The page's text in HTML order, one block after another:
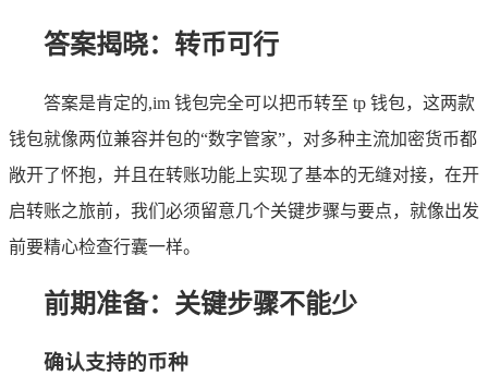
答案揭晓：转币可行
答案是肯定的,im 钱包完全可以把币转至 tp 钱包，这两款
钱包就像两位兼容并包的“数字管家”，对多种主流加密货币都
敞开了怀抱，并且在转账功能上实现了基本的无缝对接，在开
启转账之旅前，我们必须留意几个关键步骤与要点，就像出发
前要精心检查行囊一样。
前期准备：关键步骤不能少
确认支持的币种